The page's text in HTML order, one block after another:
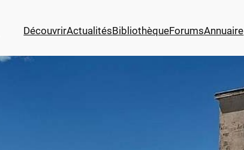
DécouvrirActualitésBibliothèqueForumsAnnuaire